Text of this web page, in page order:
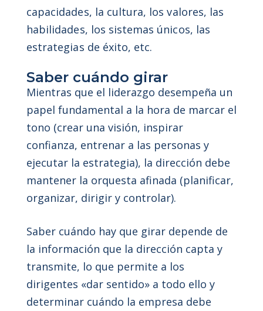
capacidades, la cultura, los valores, las
habilidades, los sistemas únicos, las
estrategias de éxito, etc.
Saber cuándo girar
Mientras que el liderazgo desempeña un
papel fundamental a la hora de marcar el
tono (crear una visión, inspirar
confianza, entrenar a las personas y
ejecutar la estrategia), la dirección debe
mantener la orquesta afinada (planificar,
organizar, dirigir y controlar).
Saber cuándo hay que girar depende de
la información que la dirección capta y
transmite, lo que permite a los
dirigentes «dar sentido» a todo ello y
determinar cuándo la empresa debe